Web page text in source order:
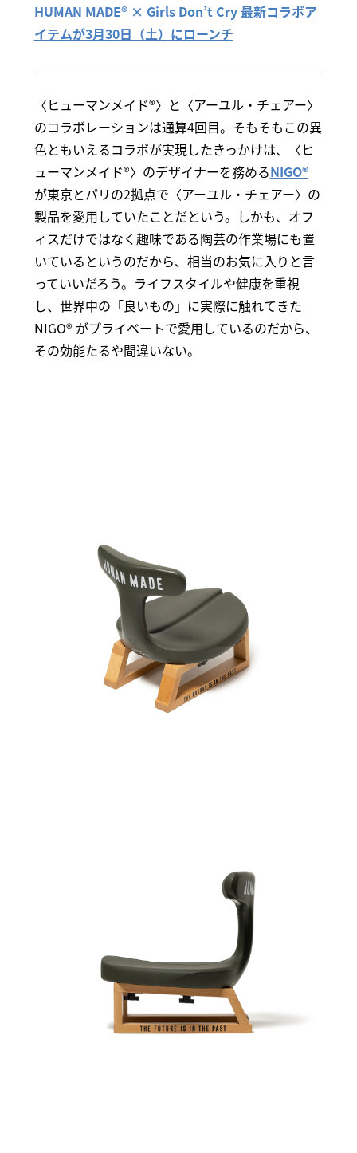
HUMAN MADE® × Girls Don’t Cry 最新コラボア
イテムが3月30日（土）にローンチ
〈ヒューマンメイド®〉と〈アーユル・チェアー〉
のコラボレーションは通算4回目。そもそもこの異
色ともいえるコラボが実現したきっかけは、〈ヒ
ューマンメイド®〉のデザイナーを務めるNIGO®
が東京とパリの2拠点で〈アーユル・チェアー〉の
製品を愛用していたことだという。しかも、オフ
ィスだけではなく趣味である陶芸の作業場にも置
いているというのだから、相当のお気に入りと言
っていいだろう。ライフスタイルや健康を重視
し、世界中の「良いもの」に実際に触れてきた
NIGO® がプライベートで愛用しているのだから、
その効能たるや間違いない。